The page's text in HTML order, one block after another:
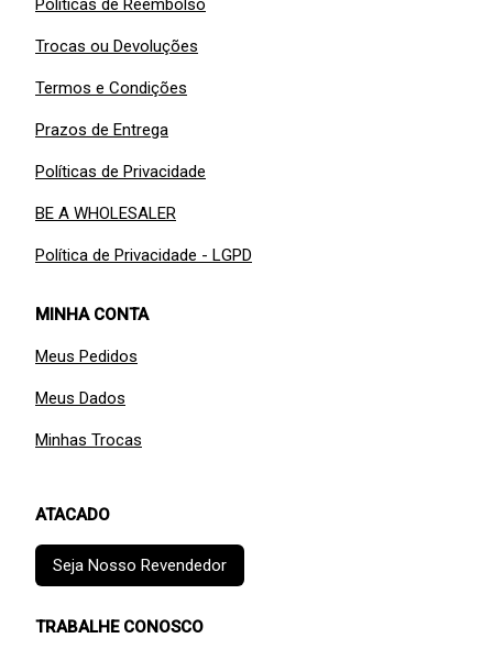
Políticas de Reembolso
Trocas ou Devoluções
Termos e Condições
Prazos de Entrega
Políticas de Privacidade
BE A WHOLESALER
Política de Privacidade - LGPD
MINHA CONTA
Meus Pedidos
Meus Dados
Minhas Trocas
ATACADO
Seja Nosso Revendedor
TRABALHE CONOSCO